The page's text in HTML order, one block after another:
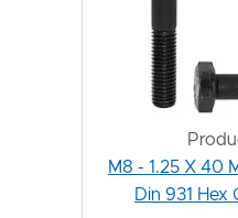
M8 - 1.25 X 40
Din 931 Hex